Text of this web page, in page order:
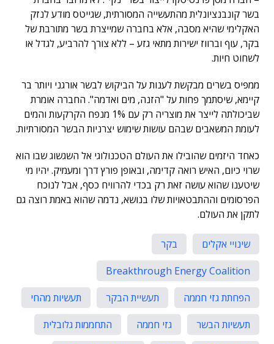
בשר קונבנציונלית מהתעשייה המסורתית, שגייטס מודע לנזק
האקלימי שהיא מסבה, אלא בחברה שמייצרת בשר מתורבת של
בקר, עוף וברווז ישירות מתאי גזע – ללא צורך להרביע, לגדל או
לשחוט חיות.
ממפיס בשרים מבקשת לענות על הביקוש לבשר אורגני ויותר בר
קיימא, שיסתמך פחות על "הזנה, מים ואדמה". החברה אומרת
שביכולתה לייצר את מוצריה רק עם 1% מנפח הקרקעות והמים
לעומת המשאבים שבהם עושות שימוש יצרניות הבשר המסורתיות.
כאחד היזמים שהובילו את העולם הטכנולוגי אל השגשוג שבו הוא
שרוי כיום, האיש רואה קדימה, ובאופן פורץ דרך ומעמיק. יהיו מי
שיטענו שהוא עושה זאת רק בכדי להרוויח כסף, אבל לנוכח
הפרסומים וההתבטאויות שלו בנושא, נדמה שהוא באמת רוצה גם
לתקן את העולם.
שינויי אקלים
בקר
Breakthrough Energy Coalition
הפחתת גזי חממה
תעשיית הבקר
תעשיות מהחי
תעשיות הבשר
גזי חממה
התחממות גלובלית